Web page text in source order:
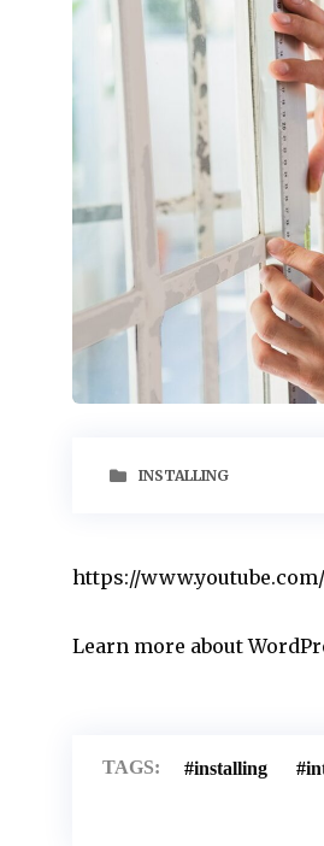
INSTALLING
https://
Learn more about
TAGS: installing